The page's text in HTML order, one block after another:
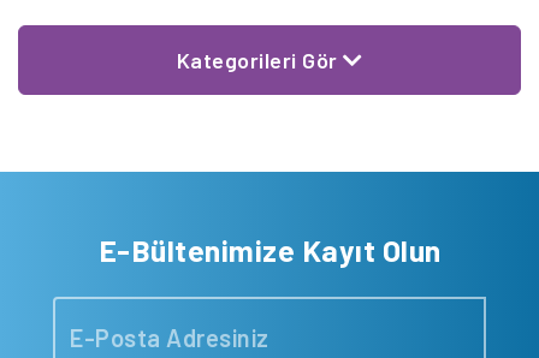
Kategorileri Gör
E-Bültenimize Kayıt Olun